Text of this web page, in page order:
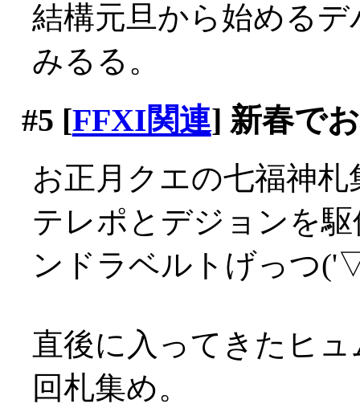
結構元旦から始める
みるる。
#5 [FFXI関連] 新春で
お正月クエの七福神札
テレポとデジョンを
ンドラベルトげっつ
直後に入ってきたヒ
回札集め。